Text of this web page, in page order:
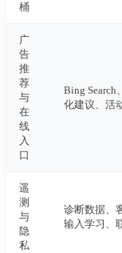
桶
广
告
推
荐
与
在
线
入
口
Bing
化建议、活
遥
测
与
隐
私
诊断数据、
输入学习、